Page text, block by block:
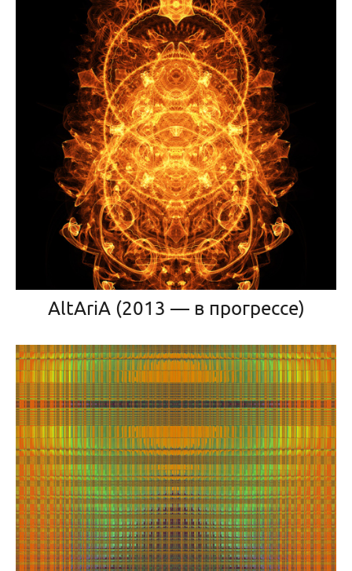
AltAriA (2013 — в прогрессе)